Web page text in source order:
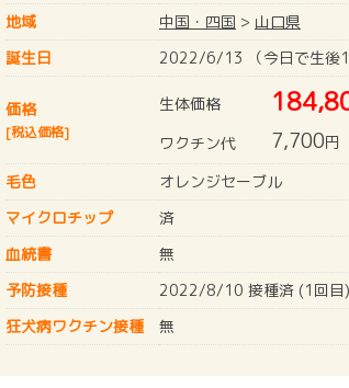
地域
中国・四国 > 山口県
誕生日
2022/6/13 （今日で生後
価格
[税込価格]
生体価格
ワクチン代
7,700円
毛色
オレンジセーブル
マイクロチップ
済
血統書
無
予防接種
2022/8/10 接種済 (1回目)
狂犬病ワクチン接種 無